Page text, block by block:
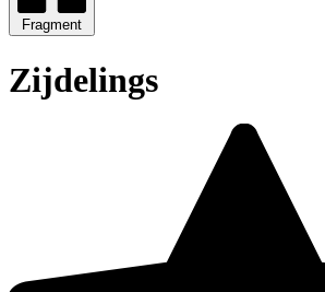
Fragment
Zijdelings